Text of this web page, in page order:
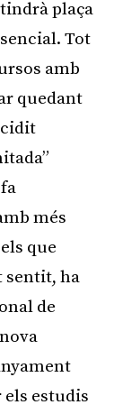
plaça
Tot
amb
quedant
més
que
sentit, ha
de
els estudis